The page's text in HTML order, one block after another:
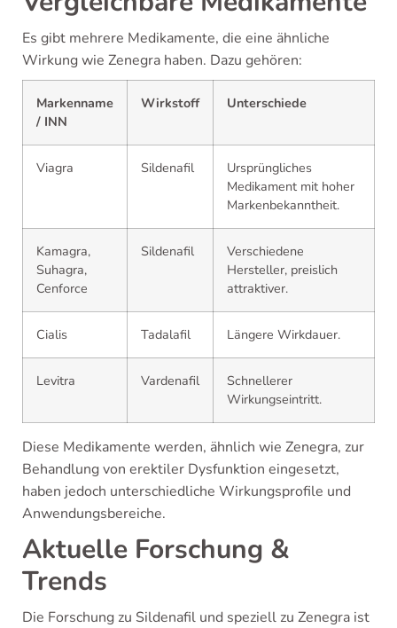
Es gibt mehrere Medikamente, die eine ähnliche
Wirkung wie Zenegra haben. Dazu gehören:
Markenname
/ INN
Wirkstoff Unterschiede
Viagra Sildenafil
Ursprüngliches
Medikament mit hoher
Markenbekanntheit.
Kamagra,
Suhagra,
Cenforce
Sildenafil
Verschiedene
Hersteller, preislich
attraktiver.
Cialis Tadalafil Längere Wirkdauer.
Levitra Vardenafil
Schnellerer
Wirkungseintritt.
Diese Medikamente werden, ähnlich wie Zenegra, zur
Behandlung von erektiler Dysfunktion eingesetzt,
haben jedoch unterschiedliche Wirkungsprofile und
Anwendungsbereiche.
Aktuelle Forschung &
Trends
Die Forschung zu Sildenafil und speziell zu Zenegra ist